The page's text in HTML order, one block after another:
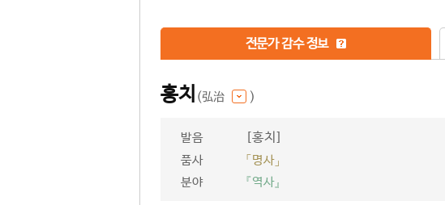
전문가 감수 정보
홍치 (弘治 )
발음 [홍치]
품사
「명사」
분야
『역사』